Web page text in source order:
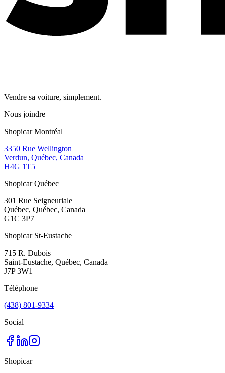
Vendre sa voiture, simplement.
Nous joindre
Shopicar Montréal
3350 Rue Wellington
Verdun, Québec, Canada
H4G 1T5
Shopicar Québec
301 Rue Seigneuriale
Québec, Québec, Canada
G1C 3P7
Shopicar St-Eustache
715 R. Dubois
Saint-Eustache, Québec, Canada
J7P 3W1
Téléphone
(438) 801-9334
Social
Shopicar